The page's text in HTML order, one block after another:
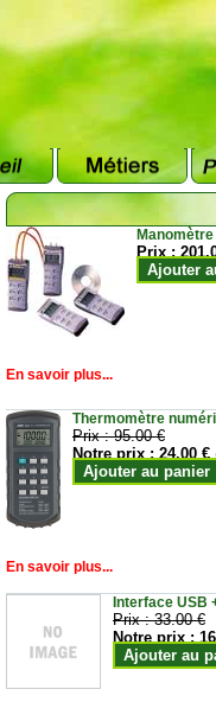
Prix :
Ajouter
En savoir plus...
Thermomètre
Prix :95.00 €
Notre prix :24.00 €
Ajouter au panier
En savoir plus...
Interface USB
Prix :33.00 €
Notre prix :
Ajouter au